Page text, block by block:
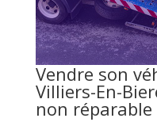
Vendre son
Villiers-En-
non réparable